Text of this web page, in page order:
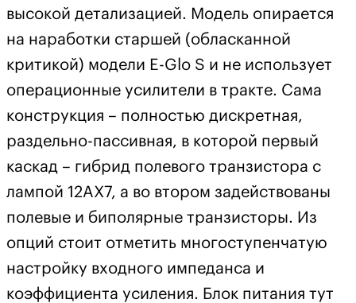
высокой детализацией. Модель опирается
на наработки старшей (обласканной
критикой) модели E-Glo S и не использует
операционные усилители в тракте. Сама
конструкция – полностью дискретная,
раздельно-пассивная, в которой первый
каскад – гибрид полевого транзистора с
лампой 12AX7, а во втором задействованы
полевые и биполярные транзисторы. Из
опций стоит отметить многоступенчатую
настройку входного импеданса и
коэффициента усиления. Блок питания тут